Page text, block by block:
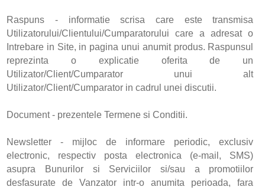
Raspuns - informatie scrisa care este transmisa
Utilizatorului/Clientului/Cumparatorului care a adresat o
Intrebare in Site, in pagina unui anumit produs. Raspunsul
reprezinta o explicatie oferita de un
Utilizator/Client/Cumparator unui alt
Utilizator/Client/Cumparator in cadrul unei discutii.
Document - prezentele Termene si Conditii.
Newsletter - mijloc de informare periodic, exclusiv
electronic, respectiv posta electronica (e-mail, SMS)
asupra Bunurilor si Serviciilor si/sau a promotiilor
desfasurate de Vanzator intr-o anumita perioada, fara